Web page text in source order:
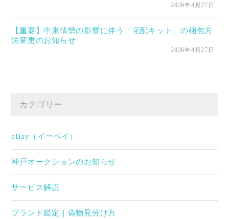
2026年4月27日
【重要】中東情勢の影響に伴う「宅配キット」の梱包方
法変更のお知らせ
2026年4月27日
カテゴリー
eBay（イーベイ）
神戸オークションのお知らせ
サービス解説
ブランド鑑定｜偽物見分け方